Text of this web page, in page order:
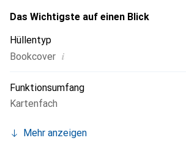
Das Wichtigste auf einen Blick
Hüllentyp
Bookcover i
Funktionsumfang
Kartenfach
Mehr anzeigen